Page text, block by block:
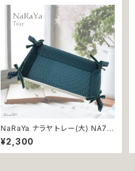
NaRaYa ナラヤ トレー(大) NA77
小物の整理に 小物入れ 小物トレ
ー ドット グリーン タイ雑貨 プレゼ
ント 贈り物 返品交換不可
¥2,300